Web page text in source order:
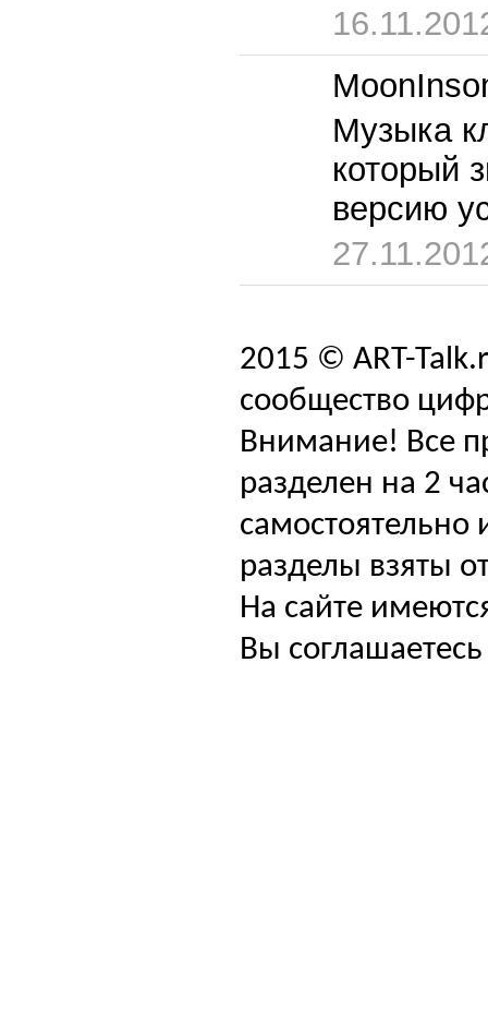
Музыка
который
версию
2015 © ART-
сообщество
Внимание! Все
разделен на 2
самостоятельно
разделы взяты
На сайте
Вы